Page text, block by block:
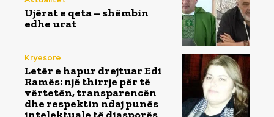
Ujërat e qeta – shëmbin
edhe urat
Kryesore
Letër e hapur drejtuar Edi
Ramës: një thirrje për të
vërtetën, transparencën
dhe respektin ndaj punës